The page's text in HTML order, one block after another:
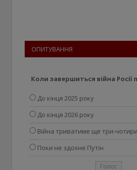
ОПИТУВАННЯ
Коли завершиться війна Росії
До кінця 2025 року
До кінця 2026 року
Війна триватиме ще три-
Поки не здохне Путін